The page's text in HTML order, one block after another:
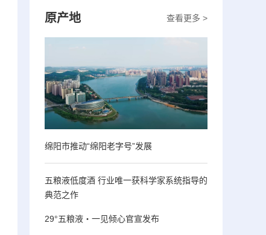
查看更多 >
原产地
绵阳市推动“绵阳老字号”发展
五粮液低度酒 行业唯一获科学家系统指导的
典范之作
29°五粮液・一见倾心官宣发布